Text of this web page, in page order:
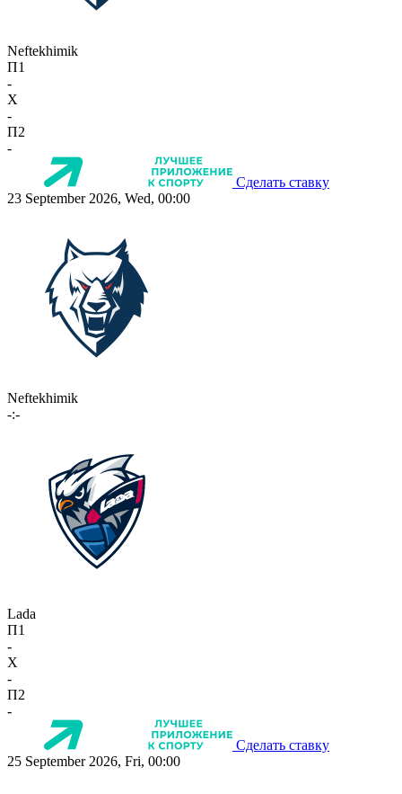
Neftekhimik
П1
-
X
-
П2
-
Сделать ставку
23 September 2026, Wed, 00:00
Neftekhimik
-:-
Lada
П1
-
X
-
П2
-
Сделать ставку
25 September 2026, Fri, 00:00